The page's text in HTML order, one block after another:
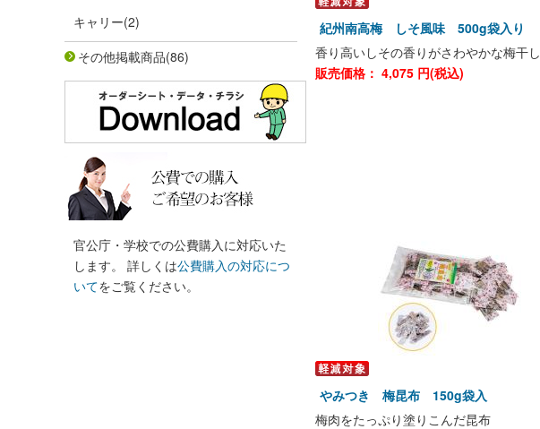
キャリー(2)
その他掲載商品(86)
官公庁・学校での公費購入に対応いた
します。 詳しくは公費購入の対応につ
いてをご覧ください。
紀州南高梅 しそ風味 500g袋入り
香り高いしその香りがさわやかな梅干し
販売価格： 4,075 円(税込)
やみつき 梅昆布 150g袋入
梅肉をたっぷり塗りこんだ昆布